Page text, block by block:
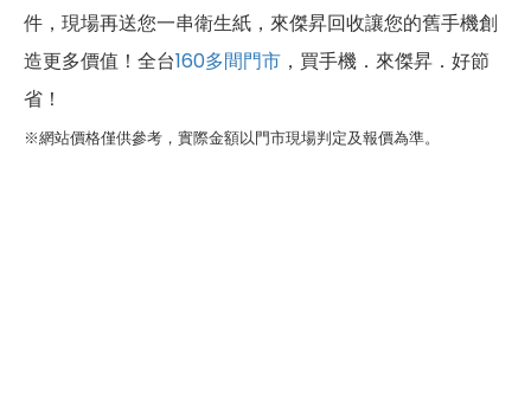
件，現場再送您一串衛生紙，來傑昇回收讓您的舊手機創
造更多價值！全台160多間門市 ，買手機．來傑昇．好節
省！
※網站價格僅供參考，實際金額以門市現場判定及報價為準。